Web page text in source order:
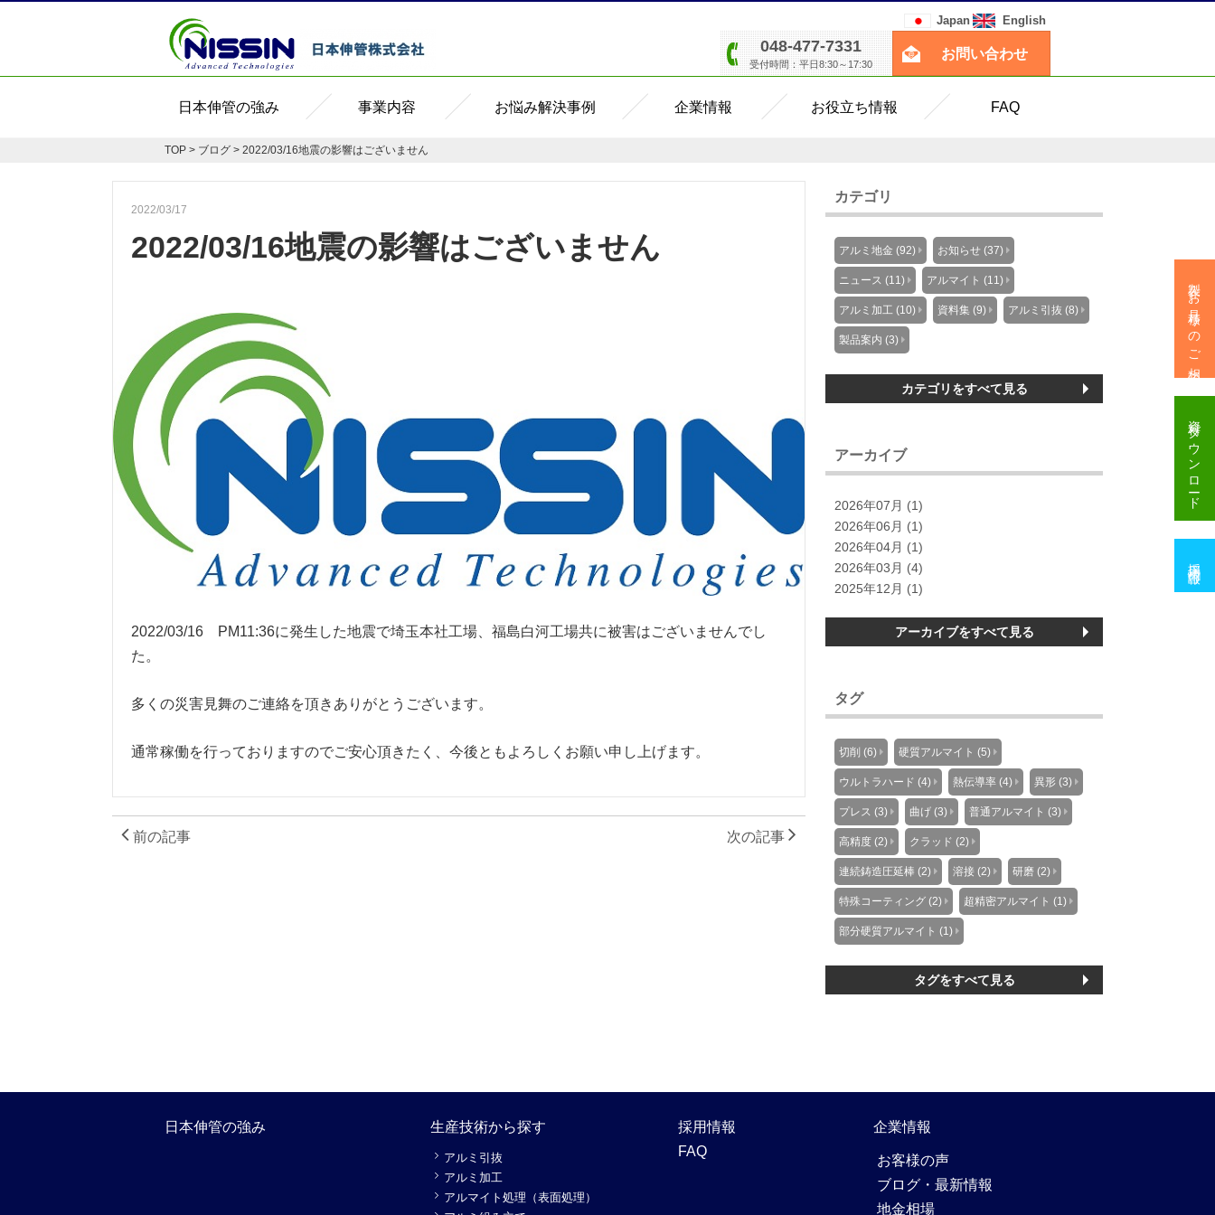
Japan English
048-477-7331
受付時間：平日8:30～17:30
お問い合わせ
日本伸管の強み 事業内容 お悩み解決事例 企業情報 お役立ち情報 FAQ
TOP > ブログ > 2022/03/16地震の影響はございません
2022/03/17
2022/03/16地震の影響はございません
2022/03/16 PM11:36に発生した地震で埼玉本社工場、福島白河工場共に被害はございませんでし
た。
多くの災害見舞のご連絡を頂きありがとうございます。
通常稼働を行っておりますのでご安心頂きたく、今後ともよろしくお願い申し上げます。
前の記事 次の記事
カテゴリ
アルミ地金 (92) お知らせ (37)
ニュース (11) アルマイト (11)
アルミ加工 (10) 資料集 (9) アルミ引抜 (8)
製品案内 (3)
カテゴリをすべて見る
アーカイブ
2026年07月 (1)
2026年06月 (1)
2026年04月 (1)
2026年03月 (4)
2025年12月 (1)
アーカイブをすべて見る
タグ
切削 (6) 硬質アルマイト (5)
ウルトラハード (4) 熱伝導率 (4) 異形 (3)
プレス (3) 曲げ (3) 普通アルマイト (3)
高精度 (2) クラッド (2)
連続鋳造圧延棒 (2) 溶接 (2) 研磨 (2)
特殊コーティング (2) 超精密アルマイト (1)
部分硬質アルマイト (1)
タグをすべて見る
日本伸管の強み 生産技術から探す
アルミ引抜
アルミ加工
アルマイト処理（表面処理）
採用情報
FAQ
企業情報
お客様の声
ブログ・最新情報
地金相場
製作・お見積りのご相談
ダウンロード